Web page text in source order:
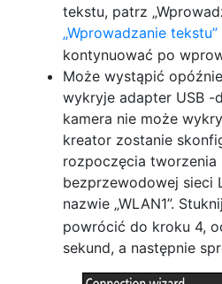
tekstu, patrz
Wprowadzanie tekstu
kontynuować po
Może wystąpić
wykryje adapter USB -
kamera nie może
kreator zostanie
rozpoczęcia tworzenia
bezprzewodowej sieci
nazwie „WLAN1”. Stuknij
powrócić do kroku 4,
sekund, a następnie